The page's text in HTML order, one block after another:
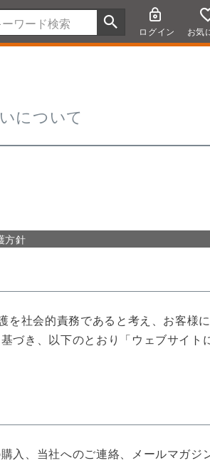
ログイン お気
について
方針
社会的責務であると考え、お客様
づき、以下のとおり「ウェブサイト
入、当社へのご連絡、メールマガジ